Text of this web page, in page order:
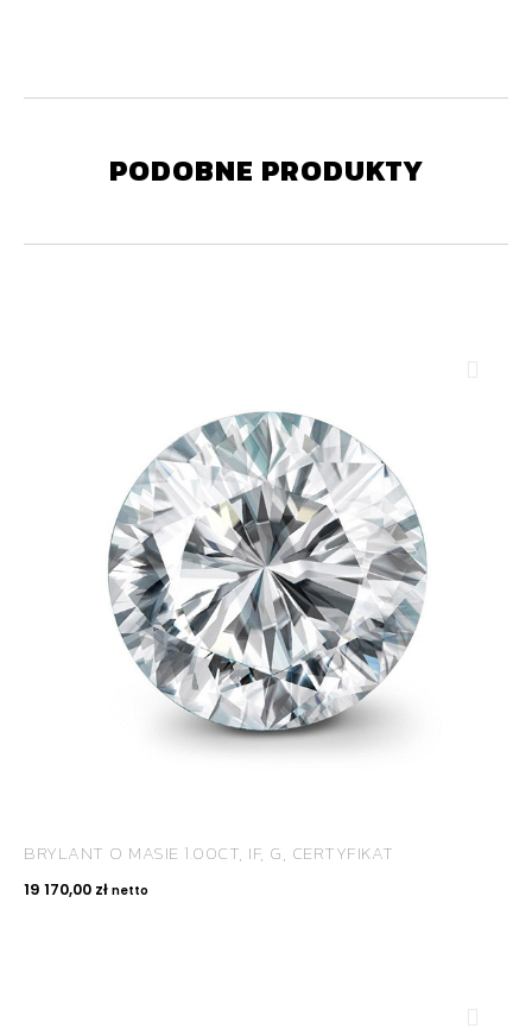
PODOBNE PRODUKTY
BRYLANT O MASIE 1.00CT, IF, G, CERTYFIKAT
19 170,00 zł netto